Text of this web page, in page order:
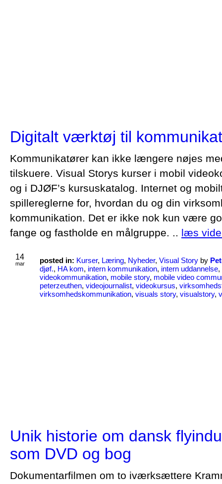
Digitalt værktøj til
Kommunikatører kan ikke længere nøjes
tilskuere. Visual Storys kurser i mobil
og i DJØF’s kursuskatalog. Internet og
spillereglerne for, hvordan du og din
kommunikation. Det er ikke nok kun være
fange og fastholde en målgruppe. .. læs
14
mar posted in: Kurser, Læring, Nyheder, Visual Story by
djøf., HA kom, intern kommunikation, intern uddannelse,
videokommunikation, mobile story, mobile video
peterzeuthen, videojournalist, videokursus,
virksomhedskommunikation, visuals story, visualstory,
Unik historie om dansk
som DVD og bog
Dokumentarfilmen om to iværksættere